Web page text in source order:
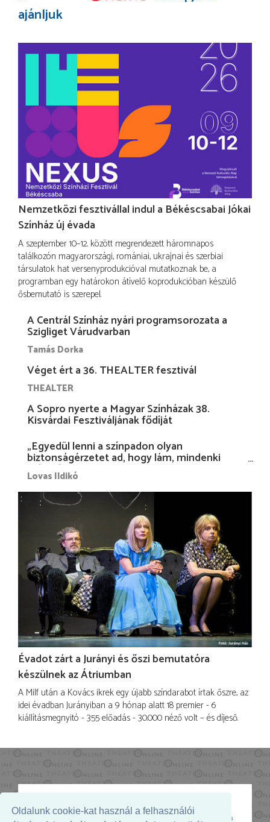
Oldalunk cookie-kat használ a felhasználói
ajánljuk
Nemzetközi fesztivállal indul a Békéscsabai Jókai
Színház új évada
A szeptember 10–12. között megrendezett háromnapos
találkozón magyarországi, romániai, ukrajnai és szerbiai
társulatok hat versenyprodukcióval mutatkoznak be, a
programban egy határokon átívelő koprodukcióban készülő
ősbemutató is szerepel.
A Centrál Színház nyári programsorozata a
Szigliget Várudvarban
Tamás Dorka
Véget ért a 36. THEALTER fesztivál
THEALTER
A Sopro nyerte a Magyar Színházak 38.
Kisvárdai Fesztiváljának fődíját
„Egyedül lenni a színpadon olyan
biztonságérzetet ad, hogy lám, mindenki
más nélkül is megvagyok magammal…”
Lovas Ildikó
Évadot zárt a Jurányi és őszi bemutatóra
készülnek az Átriumban
A Milf után a Kovács ikrek egy újabb színdarabot írtak őszre, az
idei évadban Jurányiban a 9 hónap alatt 18 premier - 6
kiállításmegnyitó - 355 előadás - 30.000 néző volt – és díjeső.
Az oldal megjelenését támogatja: